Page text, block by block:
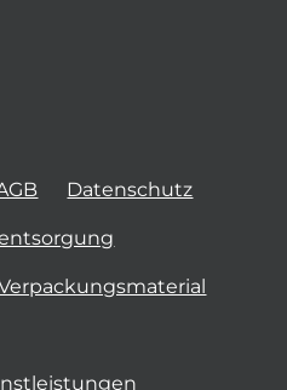
Datenschutz